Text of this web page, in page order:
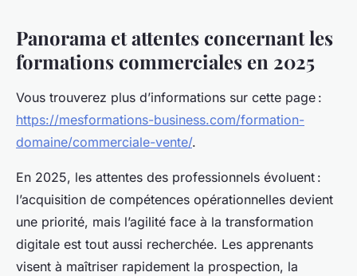
Panorama et attentes concernant les
formations commerciales en 2025
Vous trouverez plus d’informations sur cette page :
https://mesformations-business.com/formation-
domaine/commerciale-vente/.
En 2025, les attentes des professionnels évoluent :
l’acquisition de compétences opérationnelles devient
une priorité, mais l’agilité face à la transformation
digitale est tout aussi recherchée. Les apprenants
visent à maîtriser rapidement la prospection, la